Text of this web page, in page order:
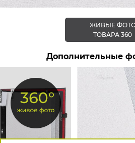
ЖИВЫЕ
ТОВАРА 360
Дополнительные